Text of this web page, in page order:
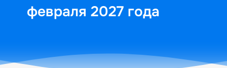
февраля 2027 года